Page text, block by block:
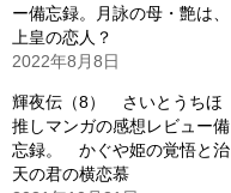
ー備忘録。月詠の母・艶は、
上皇の恋人？
2022年8月8日
輝夜伝（8） さいとうちほ
推しマンガの感想レビュー備
忘録。 かぐや姫の覚悟と治
天の君の横恋慕